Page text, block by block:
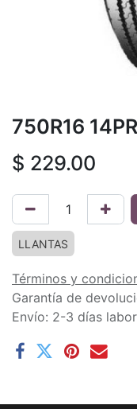
750R16
$ 229.00
LLANTAS
Términos y
Garantía de
Envío: 2-3 días